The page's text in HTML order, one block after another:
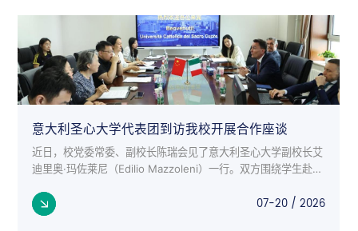
意大利圣心大学代表团到访我校开展合作座谈
近日，校党委常委、副校长陈瑞会见了意大利圣心大学副校长艾
迪里奥·玛佐莱尼（Edilio Mazzoleni）一行。双方围绕学生赴意
利来...
07-20 / 2026